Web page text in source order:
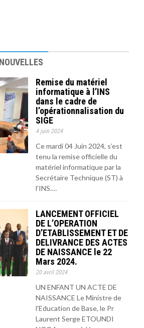
Remise du matériel
informatique à l’INS
dans le cadre de
l’opérationnalisation du
SIGE
4 juin 2024
Ce mardi 04 Juin 2024, s’est
tenu la remise officielle du
matériel informatique par la
Secrétaire Technique (ST) à
l’INS.…
LANCEMENT OFFICIEL
DE L’OPERATION
D’ETABLISSEMENT ET DE
DELIVRANCE DES ACTES
DE NAISSANCE le 22
Mars 2024.
20 avril 2024
UN ENFANT UN ACTE DE
NAISSANCE Le Ministre de
l'Education de Base, le Pr
Laurent Serge ETOUNDI